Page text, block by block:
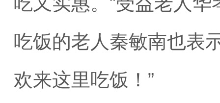
吃饭的老人秦敏南也表
欢来这里吃饭！”